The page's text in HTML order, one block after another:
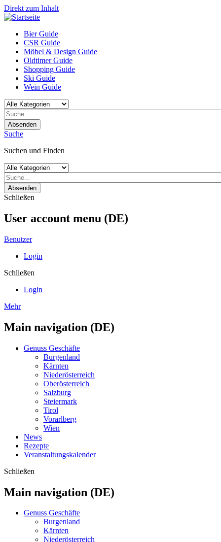
Direkt zum Inhalt
Bier Guide
CSR Guide
Möbel & Design Guide
Oldtimer Guide
Shopping Guide
Ski Guide
Wein Guide
Absenden
Suche
Suchen und Finden
Absenden
Schließen
User account menu (DE)
Benutzer
Login
Schließen
Login
Mehr
Main navigation (DE)
Genuss Geschäfte
Burgenland
Kärnten
Niederösterreich
Oberösterreich
Salzburg
Steiermark
Tirol
Vorarlberg
Wien
News
Rezepte
Veranstaltungskalender
Schließen
Main navigation (DE)
Genuss Geschäfte
Burgenland
Kärnten
Niederösterreich